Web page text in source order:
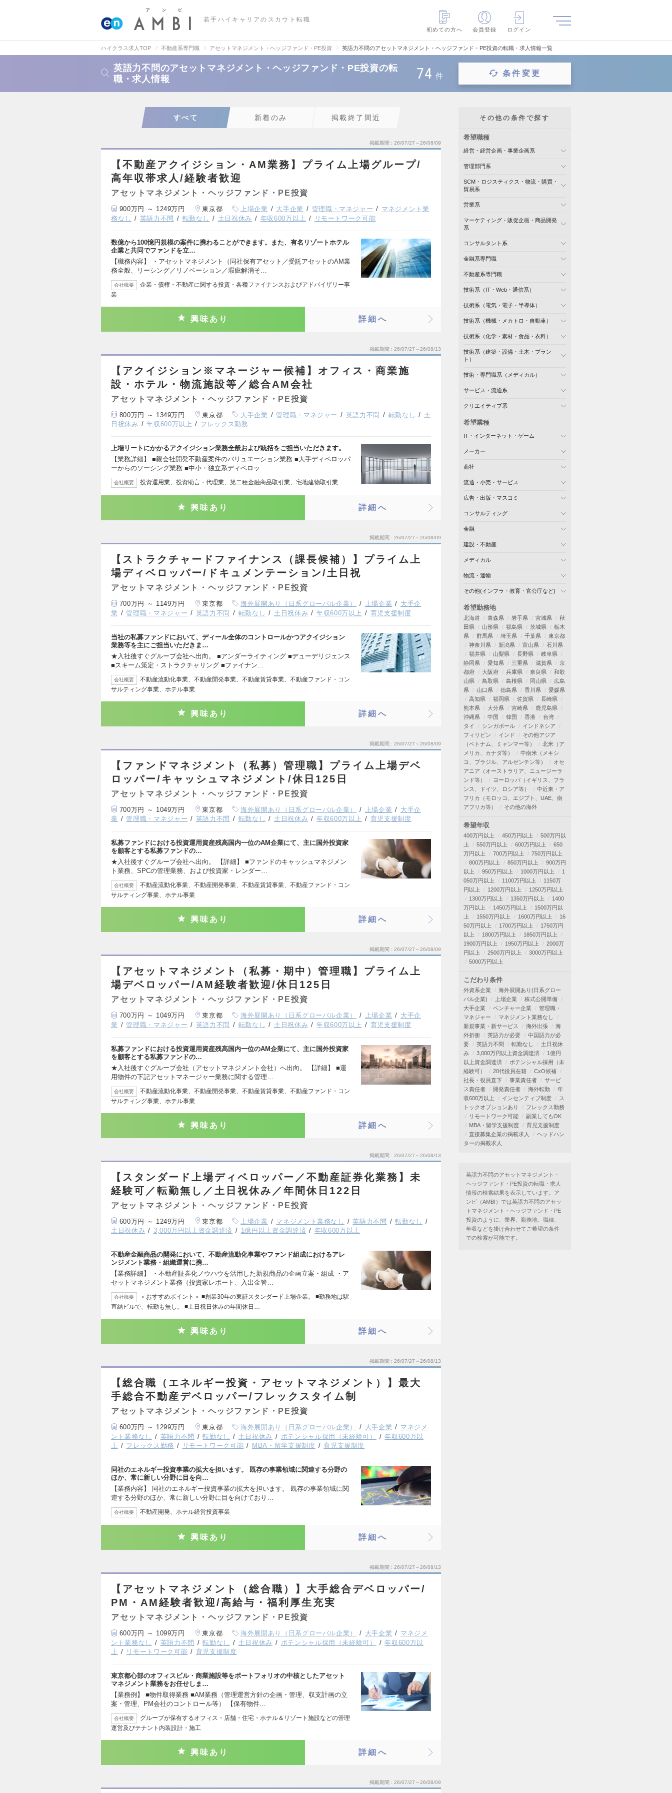
若手ハイキャリアのスカウト転職
初めての方へ
会員登録 ログイン
ハイクラス求人TOP 不動産系専門職 アセットマネジメント・ヘッジファンド・PE投資 英語力不問のアセットマネジメント・ヘッジファンド・PE投資の転職・求人情報一覧
英語力不問のアセットマネジメント・ヘッジファンド・PE投資の転
職・求人情報
74 件 条件変更
すべて 新着のみ 掲載終了間近
掲載期間 26/07/27～26/08/09
【不動産アクイジション・AM業務】プライム上場グループ/
高年収帯求人/経験者歓迎
アセットマネジメント・ヘッジファンド・PE投資
900万円 ～ 1249万円 東京都 上場企業 大手企業 管理職・マネジャー
マネジメント業
務なし
英語力不問 転勤なし 土日祝休み 年収600万以上 リモートワーク可能
数億から100憶円規模の案件に携わることができます。また、有名リゾートホテル
企業と共同でファンドを立…
【職務内容】 ・アセットマネジメント（同社保有アセット／受託アセットのAM業
務全般、リーシング／リノベーション／瑕疵解消そ…
会社概要
企業・債権・不動産に関する投資・各種ファイナンスおよびアドバイザリー事
業
興味あり 詳細へ
掲載期間 26/07/27～26/08/13
【アクイジション※マネージャー候補】オフィス・商業施
設・ホテル・物流施設等／総合AM会社
アセットマネジメント・ヘッジファンド・PE投資
800万円 ～ 1349万円 東京都 大手企業 管理職・マネジャー 英語力不問 転勤なし
土
日祝休み
年収600万以上 フレックス勤務
上場リートにかかるアクイジション業務全般および統括をご担当いただきます。
【業務詳細】 ■親会社開発不動産案件のバリュエーション業務 ■大手ディベロッパ
ーからのソーシング業務 ■中小・独立系ディベロッ…
会社概要 投資運用業、投資助言・代理業、第二種金融商品取引業、宅地建物取引業
興味あり 詳細へ
掲載期間 26/07/27～26/08/09
【ストラクチャードファイナンス（課長候補）】プライム上
場ディベロッパー/ドキュメンテーション/土日祝
アセットマネジメント・ヘッジファンド・PE投資
700万円 ～ 1149万円 東京都 海外展開あり（日系グローバル企業） 上場企業
大手企
業
管理職・マネジャー 英語力不問 転勤なし 土日祝休み 年収600万以上 育児支援制度
当社の私募ファンドにおいて、ディール全体のコントロールかつアクイジション
業務等を主にご担当いただきま…
★入社後すぐグループ会社へ出向。 ■アンダーライティング ■デューデリジェンス
■スキーム策定・ストラクチャリング ■ファイナン…
会社概要
不動産流動化事業、不動産開発事業、不動産賃貸事業、不動産ファンド・コン
サルティング事業、ホテル事業
興味あり 詳細へ
掲載期間 26/07/27～26/08/09
【ファンドマネジメント（私募）管理職】プライム上場デベ
ロッパー/キャッシュマネジメント/休日125日
アセットマネジメント・ヘッジファンド・PE投資
700万円 ～ 1049万円 東京都 海外展開あり（日系グローバル企業） 上場企業
大手企
業
管理職・マネジャー 英語力不問 転勤なし 土日祝休み 年収600万以上 育児支援制度
私募ファンドにおける投資運用資産残高国内一位のAM企業にて、主に国外投資家
を顧客とする私募ファンドの…
★入社後すぐグループ会社へ出向。 【詳細】 ■ファンドのキャッシュマネジメン
ト業務、SPCの管理業務、および投資家・レンダー…
会社概要
不動産流動化事業、不動産開発事業、不動産賃貸事業、不動産ファンド・コン
サルティング事業、ホテル事業
興味あり 詳細へ
掲載期間 26/07/27～26/08/09
【アセットマネジメント（私募・期中）管理職】プライム上
場デベロッパー/AM経験者歓迎/休日125日
アセットマネジメント・ヘッジファンド・PE投資
700万円 ～ 1049万円 東京都 海外展開あり（日系グローバル企業） 上場企業
大手企
業
管理職・マネジャー 英語力不問 転勤なし 土日祝休み 年収600万以上 育児支援制度
私募ファンドにおける投資運用資産残高国内一位のAM企業にて、主に国外投資家
を顧客とする私募ファンドの…
★入社後すぐグループ会社（アセットマネジメント会社）へ出向。 【詳細】 ■運
用物件の下記アセットマネージャー業務に関する管理…
会社概要
不動産流動化事業、不動産開発事業、不動産賃貸事業、不動産ファンド・コン
サルティング事業、ホテル事業
興味あり 詳細へ
掲載期間 26/07/27～26/08/13
【スタンダード上場ディベロッパー／不動産証券化業務】未
経験可／転勤無し／土日祝休み／年間休日122日
アセットマネジメント・ヘッジファンド・PE投資
600万円 ～ 1249万円 東京都 上場企業 マネジメント業務なし 英語力不問
転勤なし
土日祝休み
3,000万円以上資金調達済 1億円以上資金調達済 年収600万以上
不動産金融商品の開発において、不動産流動化事業やファンド組成におけるアレ
ンジメント業務・組織運営に携…
【業務詳細】 ・不動産証券化ノウハウを活用した新規商品の企画立案・組成 ・ア
セットマネジメント業務（投資家レポート、入出金管…
会社概要
＜おすすめポイント＞ ■創業30年の東証スタンダード上場企業。 ■勤務地は駅
直結ビルで、転勤も無し。 ■土日祝日休みの年間休日…
興味あり 詳細へ
掲載期間 26/07/27～26/08/13
【総合職（エネルギー投資・アセットマネジメント）】最大
手総合不動産デベロッパー/フレックスタイム制
アセットマネジメント・ヘッジファンド・PE投資
600万円 ～ 1299万円 東京都 海外展開あり（日系グローバル企業） 大手企業
マネジメ
ント業務なし
英語力不問 転勤なし 土日祝休み ポテンシャル採用（未経験可）
年収600万以
上
フレックス勤務 リモートワーク可能 MBA・留学支援制度 育児支援制度
同社のエネルギー投資事業の拡大を担います。 既存の事業領域に関連する分野の
ほか、常に新しい分野に目を向…
【業務内容】 同社のエネルギー投資事業の拡大を担います。 既存の事業領域に関
連する分野のほか、常に新しい分野に目を向けており…
会社概要 不動産開発、ホテル経営投資事業
興味あり 詳細へ
掲載期間 26/07/27～26/08/13
【アセットマネジメント（総合職）】大手総合デベロッパー/
PM・AM経験者歓迎/高給与・福利厚生充実
アセットマネジメント・ヘッジファンド・PE投資
600万円 ～ 1099万円 東京都 海外展開あり（日系グローバル企業） 大手企業
マネジメ
ント業務なし
英語力不問 転勤なし 土日祝休み ポテンシャル採用（未経験可）
年収600万以
上
リモートワーク可能 育児支援制度
東京都心部のオフィスビル・商業施設等をポートフォリオの中核としたアセット
マネジメント業務をお任せしま…
【業務例】 ■物件取得業務 ■AM業務（管理運営方針の企画・管理、収支計画の立
案・管理、PM会社のコントロール等） 【保有物件…
会社概要
グループが保有するオフィス・店舗・住宅・ホテル＆リゾート施設などの管理
運営及びテナント内装設計・施工
興味あり 詳細へ
掲載期間 26/07/27～26/08/09
その他の条件で探す
希望職種
経営・経営企画・事業企画系
管理部門系
SCM・ロジスティクス・物流・購買・
貿易系
営業系
マーケティング・販促企画・商品開発
系
コンサルタント系
金融系専門職
不動産系専門職
技術系（IT・Web・通信系）
技術系（電気・電子・半導体）
技術系（機械・メカトロ・自動車）
技術系（化学・素材・食品・衣料）
技術系（建築・設備・土木・プラン
ト）
技術・専門職系（メディカル）
サービス・流通系
クリエイティブ系
希望業種
IT・インターネット・ゲーム
メーカー
商社
流通・小売・サービス
広告・出版・マスコミ
コンサルティング
金融
建設・不動産
メディカル
物流・運輸
その他(インフラ・教育・官公庁など)
希望勤務地
北海道 青森県 岩手県 宮城県
秋
田県
山形県 福島県 茨城県
栃木
県
群馬県 埼玉県 千葉県
東京都
神奈川県
新潟県 富山県
石川県
福井県
山梨県 長野県
岐阜県
静岡県
愛知県 三重県 滋賀県
京
都府
大阪府 兵庫県 奈良県
和歌
山県
鳥取県 島根県 岡山県
広島
県
山口県 徳島県 香川県
愛媛県
高知県
福岡県 佐賀県
長崎県
熊本県
大分県 宮崎県
鹿児島県
沖縄県
中国 韓国 香港
台湾
タイ
シンガポール
インドネシア
フィリピン
インド
その他アジア
（ベトナム、ミャンマー等）
北米（ア
メリカ、カナダ等）
中南米（メキシ
コ、ブラジル、アルゼンチン等）
オセ
アニア（オーストラリア、ニュージーラ
ンド等）
ヨーロッパ（イギリス、フラ
ンス、ドイツ、ロシア等）
中近東・ア
フリカ（モロッコ、エジプト、UAE、南
アフリカ等）
その他の海外
希望年収
400万円以上 450万円以上
500万円以
上
550万円以上 600万円以上
650
万円以上
700万円以上
750万円以上
800万円以上
850万円以上
900万円
以上
950万円以上 1000万円以上
1
050万円以上
1100万円以上
1150万
円以上
1200万円以上
1250万円以上
1300万円以上
1350万円以上
1400
万円以上
1450万円以上
1500万円以
上
1550万円以上 1600万円以上
16
50万円以上
1700万円以上
1750万円
以上
1800万円以上
1850万円以上
1900万円以上
1950万円以上
2000万
円以上
2500万円以上
3000万円以上
5000万円以上
こだわり条件
外資系企業
海外展開あり(日系グロー
バル企業)
上場企業
株式公開準備
大手企業
ベンチャー企業
管理職・
マネジャー
マネジメント業務なし
新規事業・新サービス
海外出張
海
外折衝
英語力が必要
中国語力が必
要
英語力不問 転勤なし
土日祝休
み
3,000万円以上資金調達済
1億円
以上資金調達済
ポテンシャル採用（未
経験可）
20代役員在籍
CxO候補
社長・役員直下
事業責任者
サービ
ス責任者
開発責任者 海外転勤
年
収600万以上
インセンティブ制度
ス
トックオプションあり
フレックス勤務
リモートワーク可能
副業してもOK
MBA・留学支援制度
育児支援制度
直接募集企業の掲載求人
ヘッドハン
ターの掲載求人
英語力不問のアセットマネジメント・
ヘッジファンド・PE投資の転職・求人
情報の検索結果を表示しています。ア
ンビ（AMBI）では英語力不問のアセッ
トマネジメント・ヘッジファンド・PE
投資のように、業界、勤務地、職種、
年収などを掛け合わせてご希望の条件
での検索が可能です。